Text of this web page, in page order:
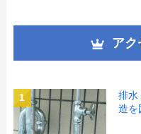
アク
1
排水
造を